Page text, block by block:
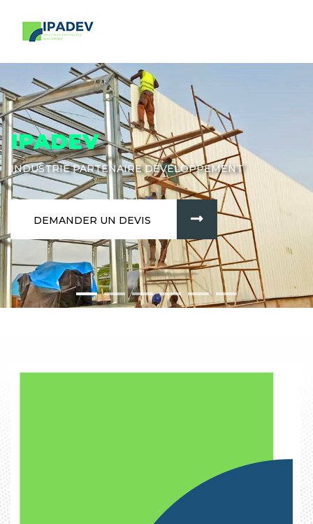
IPADEV
INDUSTRIE PARTENAIRE DÉVELOPPEMENT
DEMANDER UN DEVIS